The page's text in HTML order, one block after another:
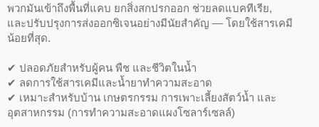
พวกมันเข้าถึงพื้นที่แคบ ยกสิ่งสกปรกออก ช่วยลดแบคทีเรีย,
และปรับปรุงการส่งออกซิเจนอย่างมีนัยสำคัญ — โดยใช้สารเคมี
น้อยที่สุด.
✔ ปลอดภัยสำหรับผู้คน พืช และชีวิตในน้ำ
✔ ลดการใช้สารเคมีและน้ำยาทำความสะอาด
✔ เหมาะสำหรับบ้าน เกษตรกรรม การเพาะเลี้ยงสัตว์น้ำ และ
อุตสาหกรรม (การทำความสะอาดแผงโซลาร์เซลล์)